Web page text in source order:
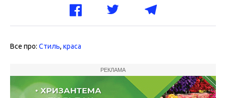
Все про: Стиль, краса
РЕКЛАМА